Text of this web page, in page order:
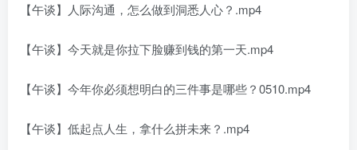
【午谈】人际沟通，怎么做到洞悉人心？.mp4
【午谈】今天就是你拉下脸赚到钱的第一天.mp4
【午谈】今年你必须想明白的三件事是哪些？0510.mp4
【午谈】低起点人生，拿什么拼未来？.mp4